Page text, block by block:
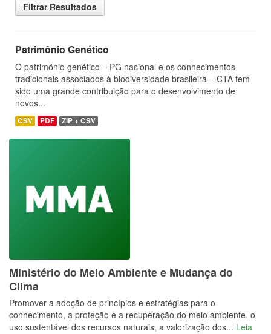
Filtrar Resultados
Patrimônio Genético
O patrimônio genético – PG nacional e os conhecimentos
tradicionais associados à biodiversidade brasileira – CTA tem
sido uma grande contribuição para o desenvolvimento de
novos...
CSV PDF ZIP + CSV
Ministério do Meio Ambiente e Mudança do
Clima
Promover a adoção de princípios e estratégias para o
conhecimento, a proteção e a recuperação do meio ambiente, o
uso sustentável dos recursos naturais, a valorização dos... Leia